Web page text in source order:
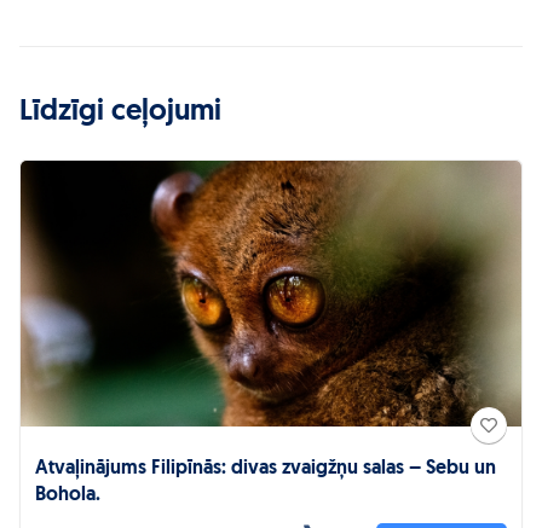
Līdzīgi ceļojumi
Atvaļinājums Filipīnās: divas zvaigžņu salas – Sebu un
Bohola.